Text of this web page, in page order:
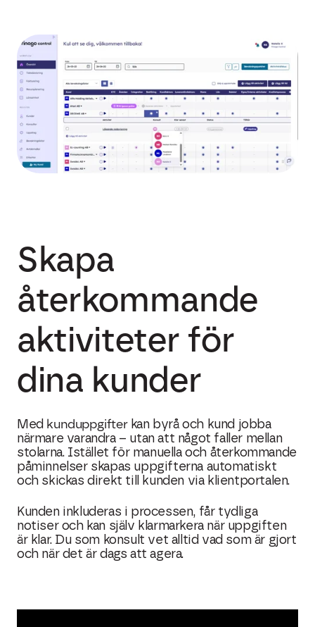
Skapa
återkommande
aktiviteter för
dina kunder
Med kunduppgifterkan byrå och kund jobba
närmare varandra – utan att något faller mellan
stolarna. Istället för manuella och återkommande
påminnelser skapas uppgifterna automatiskt
och skickas direkt till kunden via klientportalen.
Kunden inkluderas i processen, får tydliga
notiser och kan själv klarmarkera när uppgiften
är klar. Du som konsult vet alltid vad som är gjort
och när det är dags att agera.